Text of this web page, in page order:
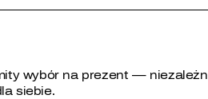
wybór na prezent —
siebie.